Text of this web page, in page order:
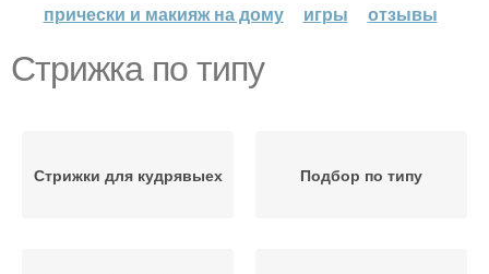
прически и макияж на дому
игры отзывы
Стрижка по типу
Стрижки для кудрявыех Подбор по типу